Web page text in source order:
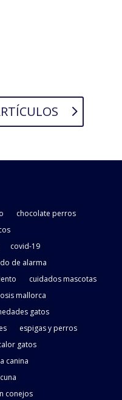
chocolate perros
covid-19
de alarma
cuidados mascotas
mallorca
gatos
espigas y perros
gatos
canina
conejos